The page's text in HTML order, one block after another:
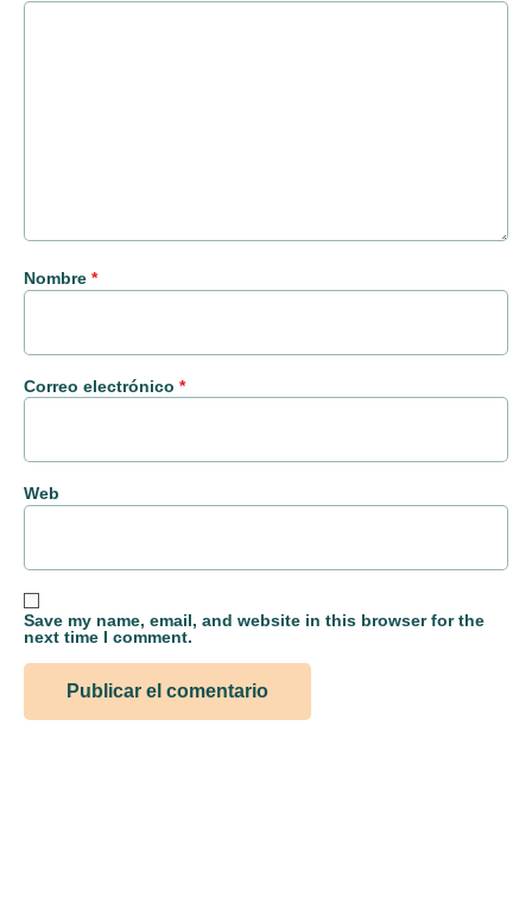
Nombre *
Correo electrónico *
Web
Save my name, email, and website in this browser for the
next time I comment.